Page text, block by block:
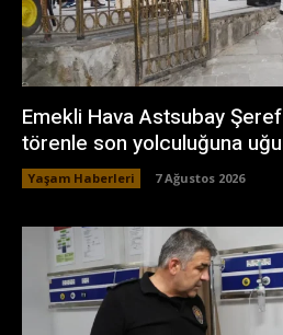
Emekli Hava Astsubay
törenle son yolculuğuna
Yaşam Haberleri 7 Ağustos 2026